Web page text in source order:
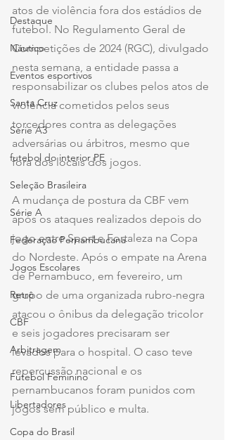
Destaque
Náutico
Eventos esportivos
Santa Cruz
Série A3
futebol do interior PE
Seleção Brasileira
Série A
Federação Pernambucana
Jogos Escolares
Retrô
CBF
Arbitragem
Futebol Feminino
Libertadores
Copa do Brasil
atos de violência fora dos estádios de
futebol. No Regulamento Geral de
Competições de 2024 (RGC), divulgado
nesta semana, a entidade passa a
responsabilizar os clubes pelos atos de
violência cometidos pelos seus
torcedores contra as delegações
adversárias ou árbitros, mesmo que
fora dos locais dos jogos.
A mudança de postura da CBF vem
após os ataques realizados depois do
jogo entre Sport e Fortaleza na Copa
do Nordeste. Após o empate na Arena
de Pernambuco, em fevereiro, um
grupo de uma organizada rubro-negra
atacou o ônibus da delegação tricolor
e seis jogadores precisaram ser
levados para o hospital. O caso teve
repercussão nacional e os
pernambucanos foram punidos com
jogos sem público e multa.